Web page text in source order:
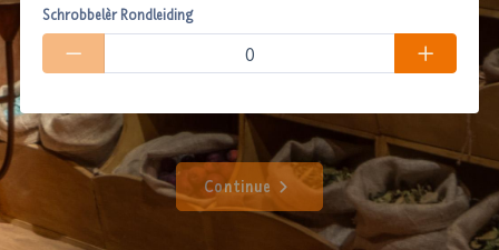
Schrobbelèr Rondleiding
Continue